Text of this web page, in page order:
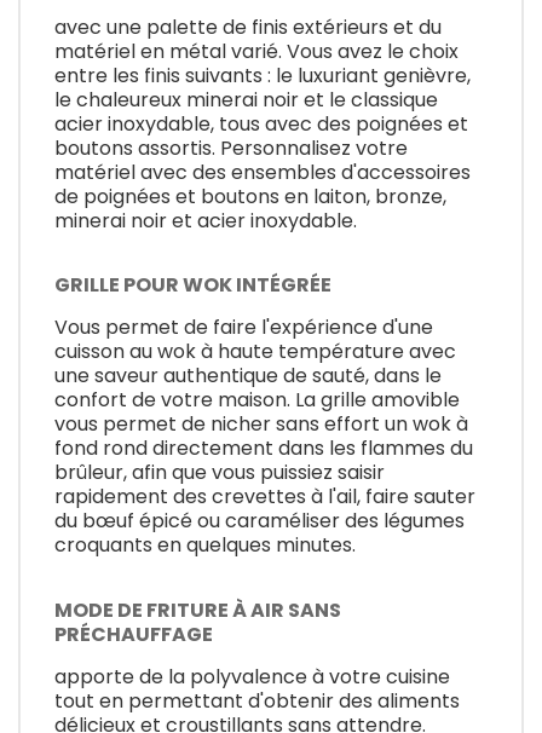
avec une palette de finis extérieurs et du
matériel en métal varié. Vous avez le choix
entre les finis suivants : le luxuriant genièvre,
le chaleureux minerai noir et le classique
acier inoxydable, tous avec des poignées et
boutons assortis. Personnalisez votre
matériel avec des ensembles d'accessoires
de poignées et boutons en laiton, bronze,
minerai noir et acier inoxydable.
GRILLE POUR WOK INTÉGRÉE
Vous permet de faire l'expérience d'une
cuisson au wok à haute température avec
une saveur authentique de sauté, dans le
confort de votre maison. La grille amovible
vous permet de nicher sans effort un wok à
fond rond directement dans les flammes du
brûleur, afin que vous puissiez saisir
rapidement des crevettes à l'ail, faire sauter
du bœuf épicé ou caraméliser des légumes
croquants en quelques minutes.
MODE DE FRITURE À AIR SANS
PRÉCHAUFFAGE
apporte de la polyvalence à votre cuisine
tout en permettant d'obtenir des aliments
délicieux et croustillants sans attendre.